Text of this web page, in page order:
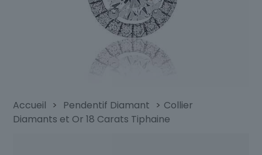
Accueil > Pendentif Diamant > Collier
Diamants et Or 18 Carats Tiphaine